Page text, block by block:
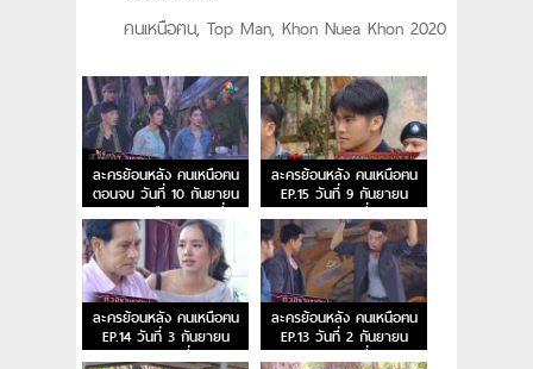
คนเหนือฅน, Top Man, Khon Nuea Khon 2020
ละครย้อนหลัง คนเหนือฅน
ตอนจบ วันที่ 10 กันยายน
2563 คนเหนือฅน ตอนที่ 16
ละครย้อนหลัง คนเหนือฅน
EP.15 วันที่ 9 กันยายน
2563 ตอนที่ 15
ละครย้อนหลัง คนเหนือฅน
EP.14 วันที่ 3 กันยายน
2563 ตอนที่ 14
ละครย้อนหลัง คนเหนือฅน
EP.13 วันที่ 2 กันยายน
2563 ตอนที่ 13